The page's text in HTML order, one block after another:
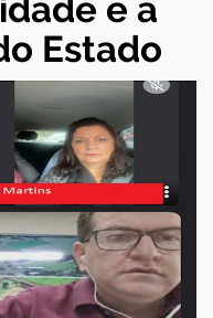
e a
Estado